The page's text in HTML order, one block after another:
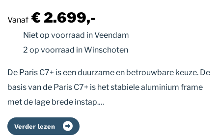
Vanaf € 2.699,-
Niet op voorraad in Veendam
2 op voorraad in Winschoten
De Paris C7+ is een duurzame en betrouwbare keuze. De
basis van de Paris C7+ is het stabiele aluminium frame
met de lage brede instap.…
Verder lezen